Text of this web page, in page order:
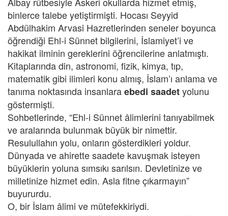
binlerce talebe yetiştirmişti. Hocası Seyyid
Abdülhakim Arvasi Hazretlerinden seneler boyunca
öğrendiği Ehl-i Sünnet bilgilerini, İslamiyet’i ve
hakikat ilminin gereklerini öğrencilerine anlatmıştı.
Kitaplarında din, astronomi, fizik, kimya, tıp,
matematik gibi ilimleri konu almış, İslam’ı anlama ve
tanıma noktasında insanlaraebedi saadetyolunu
göstermişti.
Sohbetlerinde, “Ehl-i Sünnet âlimlerini tanıyabilmek
ve aralarında bulunmak büyük bir nimettir.
Resulullahın yolu, onların gösterdikleri yoldur.
Dünyada ve ahirette saadete kavuşmak isteyen
büyüklerin yoluna sımsıkı sarılsın. Devletinize ve
milletinize hizmet edin. Asla fitne çıkarmayın”
buyururdu.
O, bir İslam âlimi ve mütefekkiriydi.